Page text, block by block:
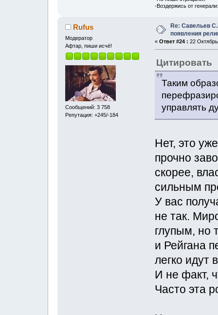
-Воздержись от
Rufus
Модератор
Афтар, пиши исчё!
Сообщений: 3 758
Репутация: +245/-184
Re: Савельев
появления
« Ответ #24 : 22
Цитировать
Таким
управлять
Нет, это
прочно
скорее,
сильным
У вас
не так.
глупым, но
и Рейгана
легко идут
И не факт,
Часто эта